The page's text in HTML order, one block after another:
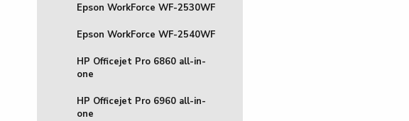
Epson WorkForce WF-2530WF
Epson WorkForce WF-2540WF
HP Officejet Pro 6860 all-in-
one
HP Officejet Pro 6960 all-in-
one